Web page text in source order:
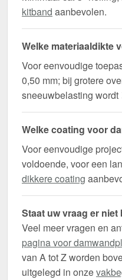
kitband aanbevolen.
Welke materiaaldikte
Voor eenvoudige
0,50 mm; bij grotere
sneeuwbelasting wordt
Welke coating voor
Voor eenvoudige
voldoende, voor een
dikkere coating
Staat uw vraag er niet
Veel meer vragen en
pagina voor
van A tot Z worden
uitgelegd in onze